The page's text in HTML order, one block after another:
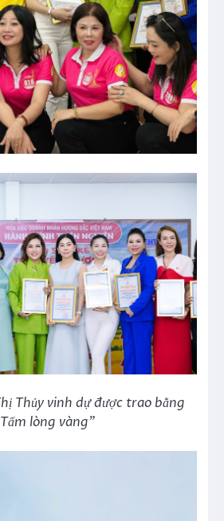
Thủy vinh dự được trao bằng
lòng vàng”